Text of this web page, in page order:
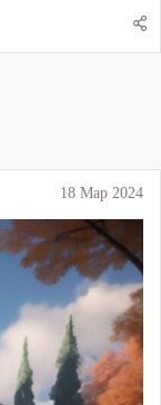
18 Мар 2024